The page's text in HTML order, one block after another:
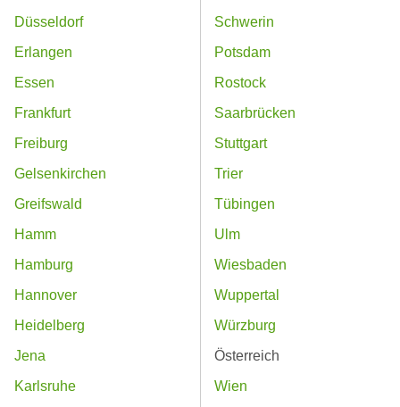
Düsseldorf
Erlangen
Essen
Frankfurt
Freiburg
Gelsenkirchen
Greifswald
Hamm
Hamburg
Hannover
Heidelberg
Jena
Karlsruhe
Schwerin
Potsdam
Rostock
Saarbrücken
Stuttgart
Trier
Tübingen
Ulm
Wiesbaden
Wuppertal
Würzburg
Österreich
Wien